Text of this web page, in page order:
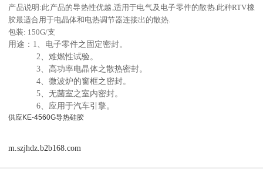
产品说明:此产品的导热性优越,适用于电气及电子零件的散热.此种RTV橡
胶最适合用于电晶体和电热调节器连接出的散热.
包装: 150G/支
用途：1、电子零件之固定密封。
2、难燃性试验。
3、高功率电晶体之散热密封。
4、微波炉的窗框之密封。
5、无菌室之室内密封。
6、应用于汽车引擎。
供应KE-4560G导热硅胶
m.szjhdz.b2b168.com